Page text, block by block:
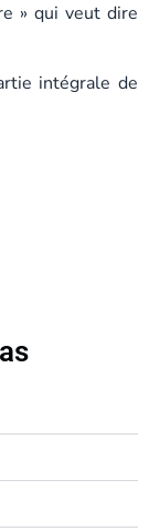
» qui veut dire
intégrale de